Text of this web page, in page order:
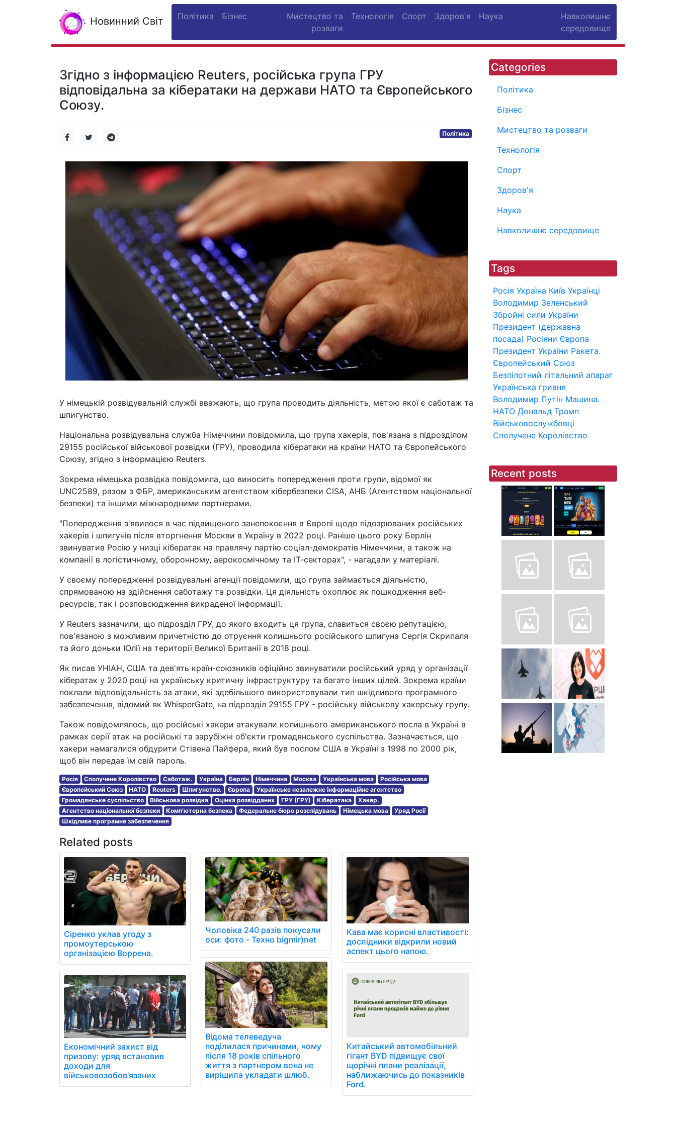
Новинний Світ Політика Бізнес
Мистецтво та
розваги
Технологія Спорт Здоров'я Наука
Навколишнє
середовище
Згідно з інформацією Reuters, російська група ГРУ
відповідальна за кібератаки на держави НАТО та Європейського
Союзу.
Політика
У німецькій розвідувальній службі вважають, що група проводить діяльність, метою якої є саботаж та
шпигунство.
Національна розвідувальна служба Німеччини повідомила, що група хакерів, пов'язана з підрозділом
29155 російської військової розвідки (ГРУ), проводила кібератаки на країни НАТО та Європейського
Союзу, згідно з інформацією Reuters.
Зокрема німецька розвідка повідомила, що виносить попередження проти групи, відомої як
UNC2589, разом з ФБР, американським агентством кібербезпеки CISA, АНБ (Агентством національної
безпеки) та іншими міжнародними партнерами.
"Попередження з'явилося в час підвищеного занепокоєння в Європі щодо підозрюваних російських
хакерів і шпигунів після вторгнення Москви в Україну в 2022 році. Раніше цього року Берлін
звинуватив Росію у низці кібератак на правлячу партію соціал-демократів Німеччини, а також на
компанії в логістичному, оборонному, аерокосмічному та ІТ-секторах", - нагадали у матеріалі.
У своєму попередженні розвідувальні агенції повідомили, що група займається діяльністю,
спрямованою на здійснення саботажу та розвідки. Ця діяльність охоплює як пошкодження веб-
ресурсів, так і розповсюдження викраденої інформації.
У Reuters зазначили, що підрозділ ГРУ, до якого входить ця група, славиться своєю репутацією,
пов'язаною з можливим причетністю до отруєння колишнього російського шпигуна Сергія Скрипаля
та його доньки Юлії на території Великої Британії в 2018 році.
Як писав УНІАН, США та дев'ять країн-союзників офіційно звинуватили російський уряд у організації
кібератак у 2020 році на українську критичну інфраструктуру та багато інших цілей. Зокрема країни
поклали відповідальність за атаки, які здебільшого використовували тип шкідливого програмного
забезпечення, відомий як WhisperGate, на підрозділ 29155 ГРУ - російську військову хакерську групу.
Також повідомлялось, що російські хакери атакували колишнього американського посла в Україні в
рамках серії атак на російські та зарубіжні об'єкти громадянського суспільства. Зазначається, що
хакери намагалися обдурити Стівена Пайфера, який був послом США в Україні з 1998 по 2000 рік,
щоб він передав їм свій пароль.
Росія Сполучене Королівство Саботаж. Україна Берлін Німеччина Москва Українська мова
Російська мова
Європейський Союз
НАТО Reuters Шпигунство. Європа
Українське незалежне інформаційне агентство
Громадянське суспільство
Військова розвідка Оцінка розвідданих ГРУ (ГРУ) Кібератака
Хакер.
Агентство національної безпеки
Комп'ютерна безпека Федеральне бюро розслідувань Німецька мова
Уряд Росії
Шкідливе програмне забезпечення
Related posts
Сіренко уклав угоду з
промоутерською
організацією Воррена.
Економічний захист від
призову: уряд встановив
доходи для
військовозобов'язаних
Чоловіка 240 разів покусали
оси: фото - Техно bigmir)net
Відома телеведуча
поділилася причинами, чому
після 18 років спільного
життя з партнером вона не
вирішила укладати шлюб.
Кава має корисні властивості:
дослідники відкрили новий
аспект цього напою.
Китайський автомобільний
гігант BYD підвищує свої
щорічні плани реалізації,
наближаючись до показників
Ford.
Categories
Політика
Бізнес
Мистецтво та розваги
Технологія
Спорт
Здоров'я
Наука
Навколишнє середовище
Tags
Росія Україна Київ Українці
Володимир Зеленський
Збройні сили України
Президент (державна
посада) Росіяни Європа
Президент України Ракета.
Європейський Союз
Безпілотний літальний апарат
Українська гривня
Володимир Путін Машина.
НАТО Дональд Трамп
Військовослужбовці
Сполучене Королівство
Recent posts